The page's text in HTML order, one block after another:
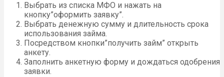
Выбрать из списка МФО и нажать на
кнопку”оформить заявку”.
Выбрать денежную сумму и длительность срока
использования займа.
Посредством кнопки”получить займ” открыть
анкету.
Заполнить анкетную форму и дождаться одобрения
заявки.